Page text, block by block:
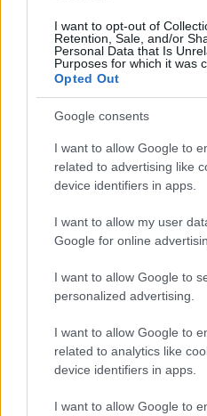
I want to opt-out of
Retention, Sale, and/or
Personal Data that Is
Purposes for which it was
Opted Out
Google consents
I want to allow Google to
related to advertising like
device identifiers in apps.
I want to allow my user
Google for online
I want to allow Google to
personalized advertising.
I want to allow Google to
related to analytics like
device identifiers in apps.
I want to allow Google to
Continua a